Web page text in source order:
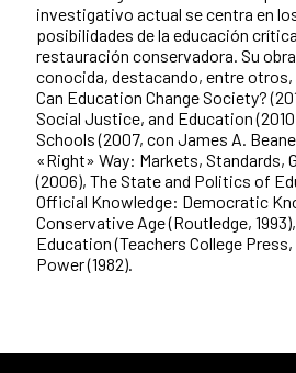
investigativo actual se centra en
posibilidades de la educación
restauración conservadora. Su
conocida, destacando, entre
Can Education Change Society?
Social Justice, and Education
Schools (2007, con James A.
«Right» Way: Markets, Standards,
(2006), The State and Politics of
Official Knowledge: Democratic
Conservative Age (Routledge,
Education (Teachers College
Power (1982).